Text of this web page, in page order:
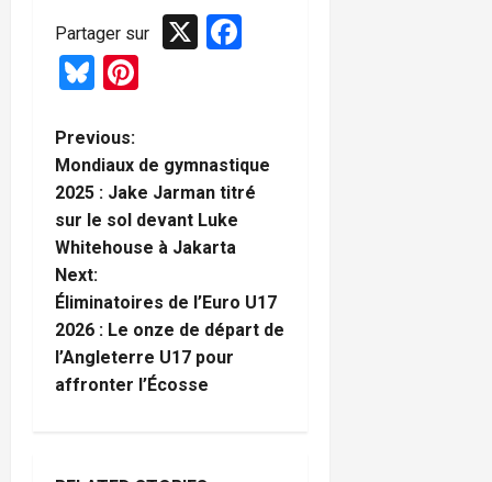
Partager sur X
Bluesky
P
o
s
t
n
a
Previous:
Mondiaux de gymnastique
2025 : Jake Jarman titré
sur le sol devant Luke
Whitehouse à Jakarta
Next:
Éliminatoires de l’Euro U17
2026 : Le onze de départ de
l’Angleterre U17 pour
affronter l’Écosse